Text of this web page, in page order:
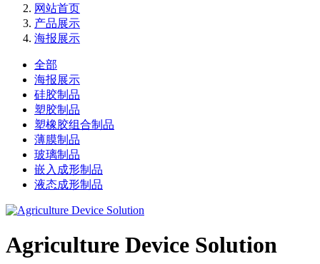
网站首页
产品展示
海报展示
全部
海报展示
硅胶制品
塑胶制品
塑橡胶组合制品
薄膜制品
玻璃制品
嵌入成形制品
液态成形制品
Agriculture Device Solution